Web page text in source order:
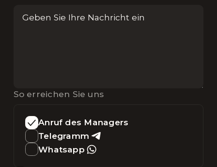
So erreichen Sie uns
Anruf des Managers
Telegramm
Whatsapp